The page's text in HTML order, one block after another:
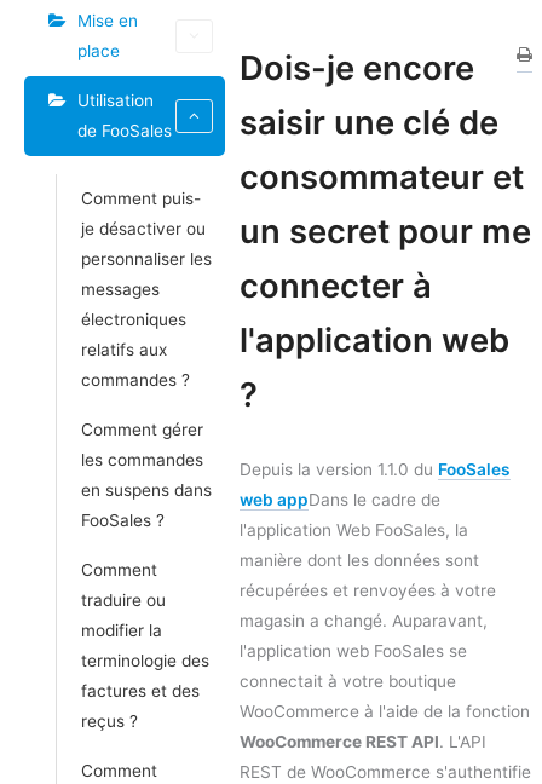
Mise en
place
Utilisation
de FooSales
Comment puis-
je désactiver ou
personnaliser les
messages
électroniques
relatifs aux
commandes ?
Comment gérer
les commandes
en suspens dans
FooSales ?
Comment
traduire ou
modifier la
terminologie des
factures et des
reçus ?
Comment
Dois-je encore
saisir une clé de
consommateur et
un secret pour me
connecter à
l'application web
?
Depuis la version 1.1.0 du FooSales
web appDans le cadre de
l'application Web FooSales, la
manière dont les données sont
récupérées et renvoyées à votre
magasin a changé. Auparavant,
l'application web FooSales se
connectait à votre boutique
WooCommerce à l'aide de la fonction
WooCommerce REST API. L'API
REST de WooCommerce s'authentifie
Étiquettes
navigation